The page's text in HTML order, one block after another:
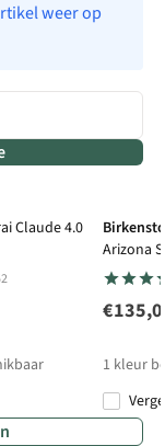
weer op
Claude 4.0
Arizona
Nubuck
1 kleur